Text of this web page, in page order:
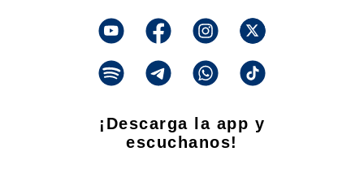
¡Descarga la app y
escuchanos!